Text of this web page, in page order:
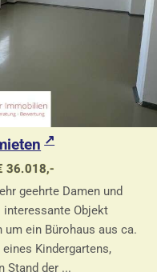
36.018,-
geehrte Damen und
interessante Objekt
ein Bürohaus aus ca.
Kindergartens,
Stand der ...